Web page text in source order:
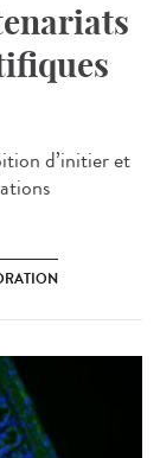
d’initier et